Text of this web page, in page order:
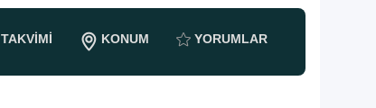
TAKVIMI KONUM YORUMLAR